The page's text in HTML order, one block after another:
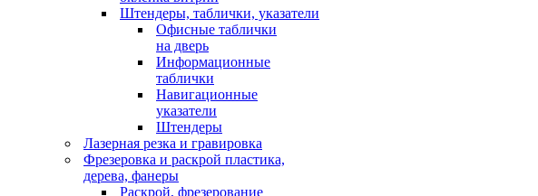
Штендеры, таблички, указатели
Офисные таблички
на дверь
Информационные
таблички
Навигационные
указатели
Штендеры
Лазерная резка и гравировка
Фрезеровка и раскрой пластика,
дерева, фанеры
Раскрой, фрезерование